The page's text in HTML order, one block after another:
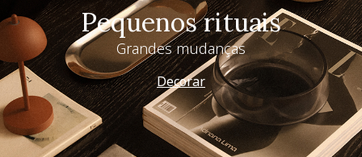
Especial Dia dos Pais
Westwing + @_nathaliacandelaria
Vem ver